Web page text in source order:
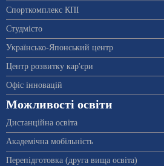
Спорткомплекс КПІ
Студмісто
Українсько-Японський центр
Центр розвитку кар'єри
Офіс інновацій
Можливості освіти
Дистанційна освіта
Академічна мобільність
Перепідготовка (друга вища освіта)